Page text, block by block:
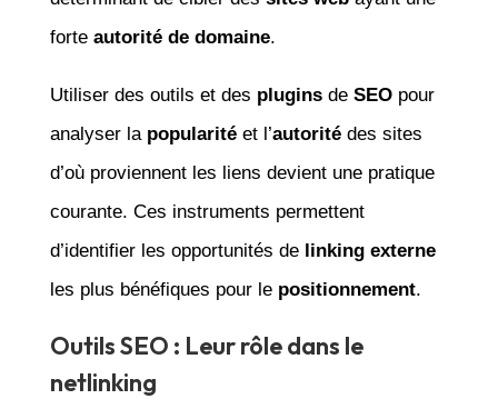
forte autorité de domaine.
Utiliser des outils et des pluginsde SEOpour
analyser la popularitéet l’autoritédes sites
d’où proviennent les liens devient une pratique
courante. Ces instruments permettent
d’identifier les opportunités de linking externe
les plus bénéfiques pour le positionnement.
Outils SEO : Leur rôle dans le
netlinking